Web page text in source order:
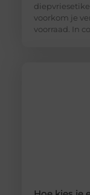
voorkom je
voorraad. In